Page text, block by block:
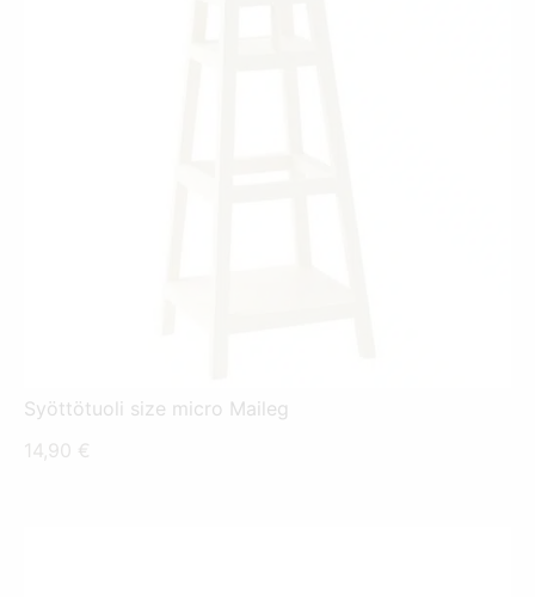
Syöttötuoli size micro Maileg
14,90 €